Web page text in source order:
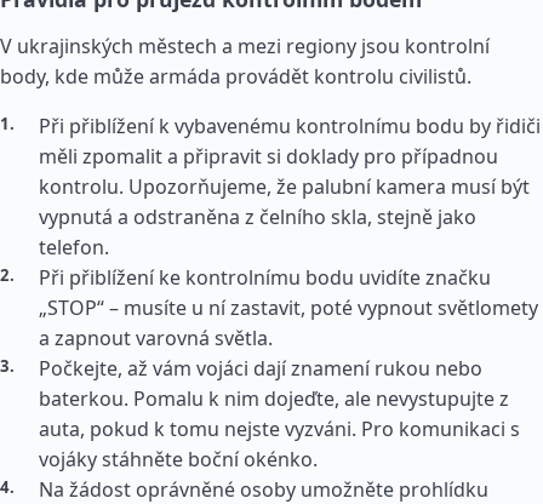
V ukrajinských městech a mezi regiony jsou kontrolní
body, kde může armáda provádět kontrolu civilistů.
Při přiblížení k vybavenému kontrolnímu bodu by řidiči
měli zpomalit a připravit si doklady pro případnou
kontrolu. Upozorňujeme, že palubní kamera musí být
vypnutá a odstraněna z čelního skla, stejně jako
telefon.
Při přiblížení ke kontrolnímu bodu uvidíte značku
„STOP“ – musíte u ní zastavit, poté vypnout světlomety
a zapnout varovná světla.
Počkejte, až vám vojáci dají znamení rukou nebo
baterkou. Pomalu k nim dojeďte, ale nevystupujte z
auta, pokud k tomu nejste vyzváni. Pro komunikaci s
vojáky stáhněte boční okénko.
Na žádost oprávněné osoby umožněte prohlídku